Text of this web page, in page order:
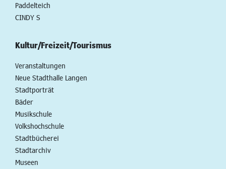
Paddelteich
CINDY S
Kultur/Freizeit/Tourismus
Veranstaltungen
Neue Stadthalle Langen
Stadtporträt
Bäder
Musikschule
Volkshochschule
Stadtbücherei
Stadtarchiv
Museen